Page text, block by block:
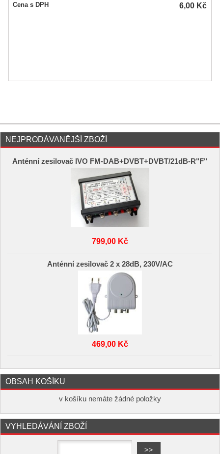
Cena s DPH
6,00 Kč
NEJPRODÁVANĚJŠÍ ZBOŽÍ
Anténní zesilovač IVO FM-DAB+DVBT+DVBT/21dB-R"F"
799,00 Kč
Anténní zesilovač 2 x 28dB, 230V/AC
469,00 Kč
OBSAH KOŠÍKU
v košíku nemáte žádné položky
VYHLEDÁVÁNÍ ZBOŽÍ